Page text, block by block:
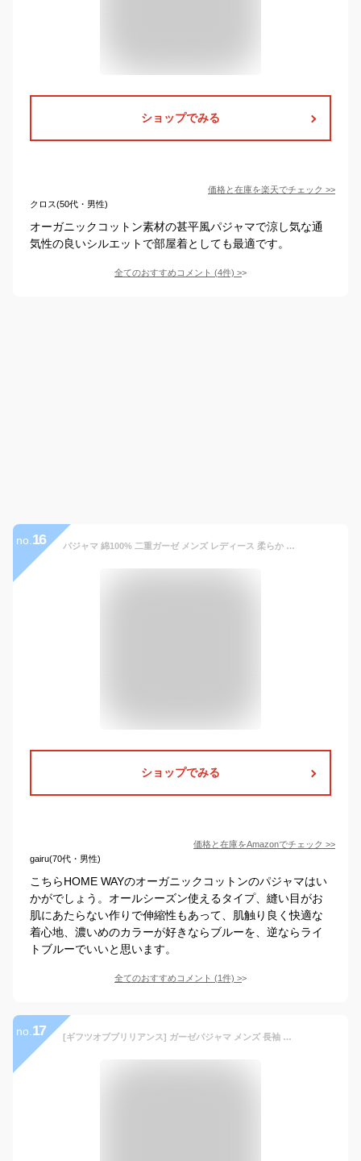
ショップでみる
価格と在庫を楽天でチェック >>
クロス(50代・男性)
オーガニックコットン素材の甚平風パジャマで涼し気な通
気性の良いシルエットで部屋着としても最適です。
全てのおすすめコメント (4件) >
no. 16 パジャマ 綿100% 二重ガーゼ メンズ レディース 柔らか ペア 夫婦 天竺ニット - HOME WAY ルームウェア オーガニックコットン 肌に優しい 吸汗 通気 保温 長袖 上下セット 部屋着 春・夏・秋・冬用[メーカー直営＆品質保証]
ショップでみる
価格と在庫をAmazonでチェック >>
gairu(70代・男性)
こちらHOME WAYのオーガニックコットンのパジャマはい
かがでしょう。オールシーズン使えるタイプ、縫い目がお
肌にあたらない作りで伸縮性もあって、肌触り良く快適な
着心地、濃いめのカラーが好きならブルーを、逆ならライ
トブルーでいいと思います。
全てのおすすめコメント (1件) >
no. 17 [ギフツオブブリリアンス] ガーゼパジャマ メンズ 長袖 コットン 紳士 男性 春 夏 ギフトセット (S, ブルー) PJ_3215